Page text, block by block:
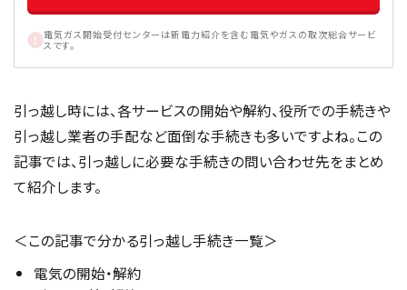
電気ガス開始受付センターは新電力紹介を含む電気やガスの取次総合サービ
スです。
引っ越し時には、各サービスの開始や解約、役所での手続きや
引っ越し業者の手配など面倒な手続きも多いですよね。この
記事では、引っ越しに必要な手続きの問い合わせ先をまとめ
て紹介します。
＜この記事で分かる引っ越し手続き一覧＞
電気の開始・解約